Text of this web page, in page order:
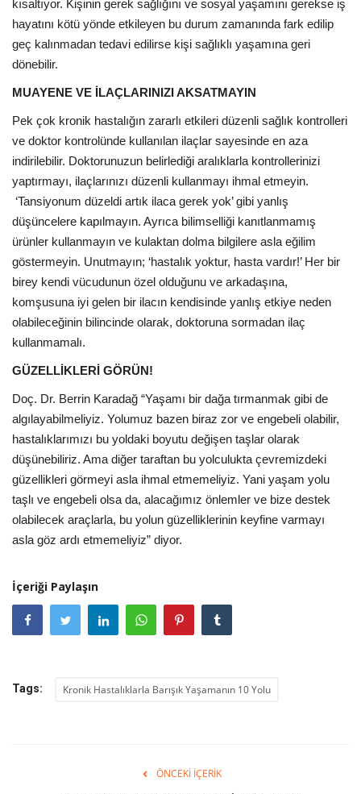
kısaltıyor. Kişinin gerek sağlığını ve sosyal yaşamını gerekse iş
hayatını kötü yönde etkileyen bu durum zamanında fark edilip
geç kalınmadan tedavi edilirse kişi sağlıklı yaşamına geri
dönebilir.
MUAYENE VE İLAÇLARINIZI AKSATMAYIN
Pek çok kronik hastalığın zararlı etkileri düzenli sağlık kontrolleri
ve doktor kontrolünde kullanılan ilaçlar sayesinde en aza
indirilebilir. Doktorunuzun belirlediği aralıklarla kontrollerinizi
yaptırmayı, ilaçlarınızı düzenli kullanmayı ihmal etmeyin.
‘Tansiyonum düzeldi artık ilaca gerek yok’ gibi yanlış
düşüncelere kapılmayın. Ayrıca bilimselliği kanıtlanmamış
ürünler kullanmayın ve kulaktan dolma bilgilere asla eğilim
göstermeyin. Unutmayın; ‘hastalık yoktur, hasta vardır!’ Her bir
birey kendi vücudunun özel olduğunu ve arkadaşına,
komşusuna iyi gelen bir ilacın kendisinde yanlış etkiye neden
olabileceğinin bilincinde olarak, doktoruna sormadan ilaç
kullanmamalı.
GÜZELLİKLERİ GÖRÜN!
Doç. Dr. Berrin Karadağ “Yaşamı bir dağa tırmanmak gibi de
algılayabilmeliyiz. Yolumuz bazen biraz zor ve engebeli olabilir,
hastalıklarımızı bu yoldaki boyutu değişen taşlar olarak
düşünebiliriz. Ama diğer taraftan bu yolculukta çevremizdeki
güzellikleri görmeyi asla ihmal etmemeliyiz. Yani yaşam yolu
taşlı ve engebeli olsa da, alacağımız önlemler ve bize destek
olabilecek araçlarla, bu yolun güzelliklerinin keyfine varmayı
asla göz ardı etmemeliyiz” diyor.
İçeriği Paylaşın
Tags: Kronik Hastalıklarla Barışık Yaşamanın 10 Yolu
ÖNCEKI İÇERIK